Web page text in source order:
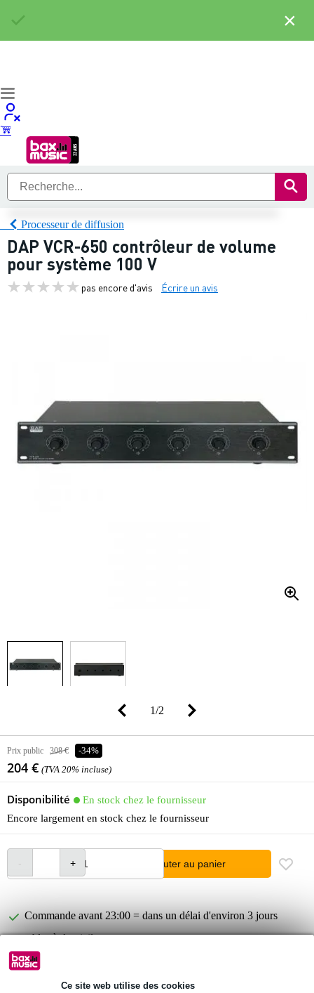
Ce site web utilise des cookies
Processeur de diffusion
DAP VCR-650 contrôleur de volume
pour système 100 V
pas encore d'avis Écrire un avis
1/2
Prix public 308 € -34%
204 € (TVA 20% incluse)
Disponibilité
En stock chez le fournisseur
Encore largement en stock chez le fournisseur
Ajouter au panier
Commande avant 23:00 = dans un délai d'environ 3 jours
ouvrables à domicile
Retours gratuits
30 jours satisfait ou remboursé
×